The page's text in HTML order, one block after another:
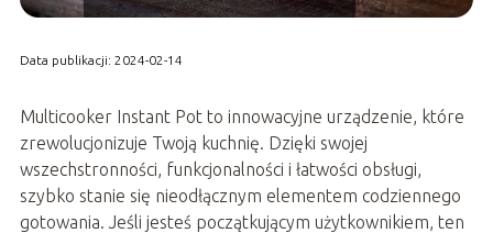
Data publikacji: 2024-02-14
Multicooker Instant Pot to innowacyjne urządzenie, które
zrewolucjonizuje Twoją kuchnię. Dzięki swojej
wszechstronności, funkcjonalności i łatwości obsługi,
szybko stanie się nieodłącznym elementem codziennego
gotowania. Jeśli jesteś początkującym użytkownikiem, ten